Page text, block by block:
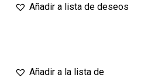
Añadir a lista de deseos
Añadir a la lista de